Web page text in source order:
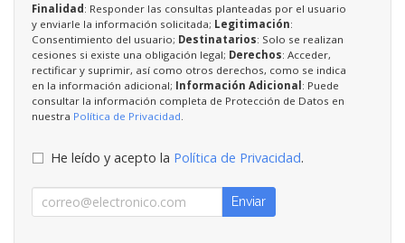
Finalidad : Responder las consultas planteadas por el usuario
y enviarle la información solicitada; Legitimación:
Consentimiento del usuario; Destinatarios: Solo se realizan
cesiones si existe una obligación legal; Derechos: Acceder,
rectificar y suprimir, así como otros derechos, como se indica
en la información adicional; Información Adicional : Puede
consultar la información completa de Protección de Datos en
nuestra Política de Privacidad
He leído y acepto la Política de Privacidad.
Enviar